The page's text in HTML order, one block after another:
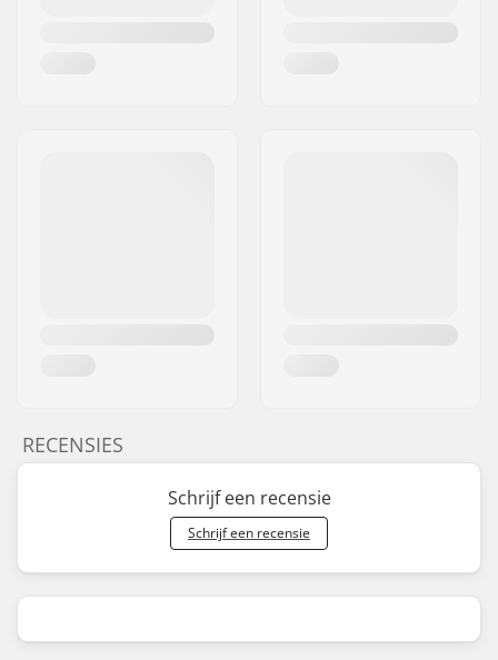
RECENSIES
Schrijf een recensie
Schrijf een recensie